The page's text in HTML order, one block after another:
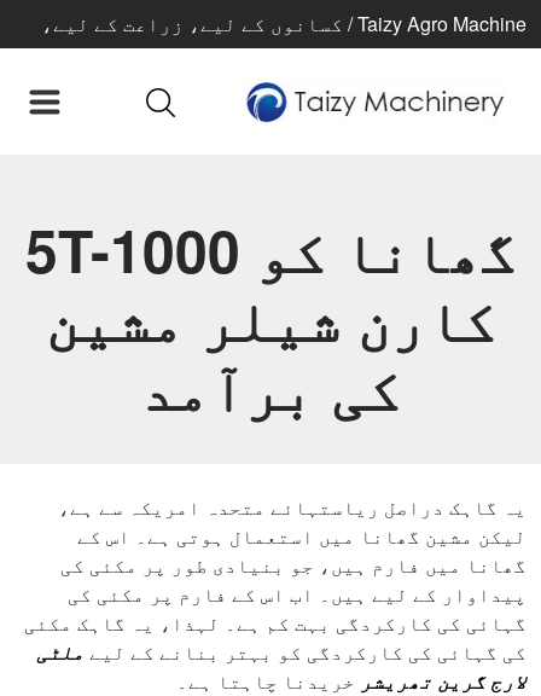
Taizy Agro Machine / کسانوں کے لیے، زراعت کے لیے،
گھانا کو 5T-1000
کارن شیلر مشین
کی برآمد
یہ گاہک دراصل ریاستہائے متحدہ امریکہ سے ہے،
لیکن مشین گھانا میں استعمال ہوتی ہے۔ اس کے
گھانا میں فارم ہیں، جو بنیادی طور پر مکئی کی
پیداوار کے لیے ہیں۔ اب اس کے فارم پر مکئی کی
گہائی کی کارکردگی بہت کم ہے۔ لہذا، یہ گاہک مکئی
کی گہائی کی کارکردگی کو بہتر بنانے کے لیے ملٹی
لارج گرین تھریشر خریدنا چاہتا ہے۔